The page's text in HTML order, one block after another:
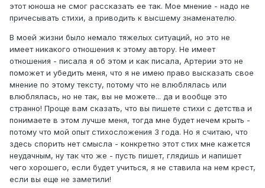
этот юноша не смог рассказать ее так. Мое мнение - надо не
причесывать стихи, а приводить к высшему знаменателю.
В моей жизни было немало тяжелых ситуаций, но это не
имеет никакого отношения к этому автору. Не имеет
отношения - писала я об этом и как писала, Артерии это не
поможет и убедить меня, что я не имею право высказать свое
мнение по этому тексту, потому что не влюблялась или
влюблялась, но не так, вы не можете... да и вообще это
странно! Проще вам сказать, что вы пишете стихи с детства и
понимаете в этом лучше меня, тогда мне будет нечем крыть -
потому что мой опыт стихосложения 3 года. Но я считаю, что
здесь спорить нет смысла - конкретно этот стих мне кажется
неудачным, ну так что же - пусть пишет, глядишь и напишет
чего хорошего, если будет учиться, я не ставила на нем крест,
если вы еще не заметили!